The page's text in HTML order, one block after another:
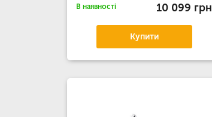
В наявності 10 099 грн
Купити